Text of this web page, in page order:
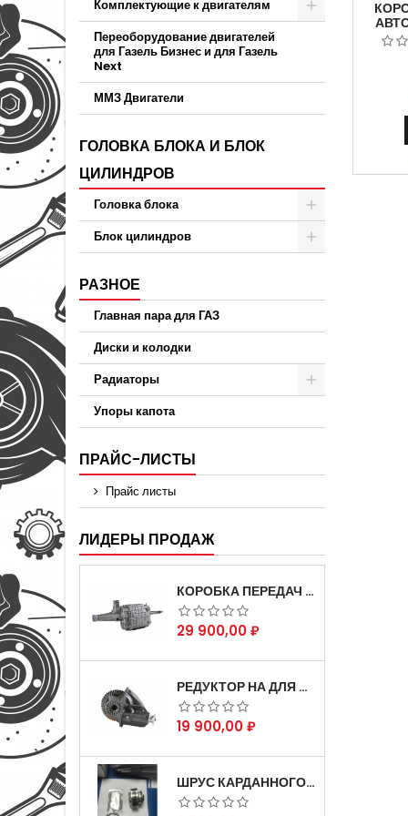
Комплектующие к двигателям
Переоборудование двигателей
для Газель Бизнес и для Газель
Next
ММЗ Двигатели
ГОЛОВКА БЛОКА И БЛОК
ЦИЛИНДРОВ
Головка блока
Блок цилиндров
РАЗНОЕ
Главная пара для ГАЗ
Диски и колодки
Радиаторы
Упоры капота
ПРАЙС-ЛИСТЫ
Прайс листы
ЛИДЕРЫ ПРОДАЖ
КОРОБКА ПЕРЕДАЧ НА ДЛЯ АВТОМОБИЛЯ ГАЗЕЛЬ 3302 АРТИКУЛ 3302-1700010 (УСИЛЕННАЯ)
Цена
29 900,00 ₽
РЕДУКТОР НА ДЛЯ АВТОМОБИЛЯ ГАЗЕЛЬ СКОРОСТНОЙ 12Х43 ЗУБ
Цена
19 900,00 ₽
ШРУС КАРДАННОГО ВАЛА СОБОЛЬ ДЛЯ АВТОМОБИЛЯ ГАЗЕЛЬ 4Х4